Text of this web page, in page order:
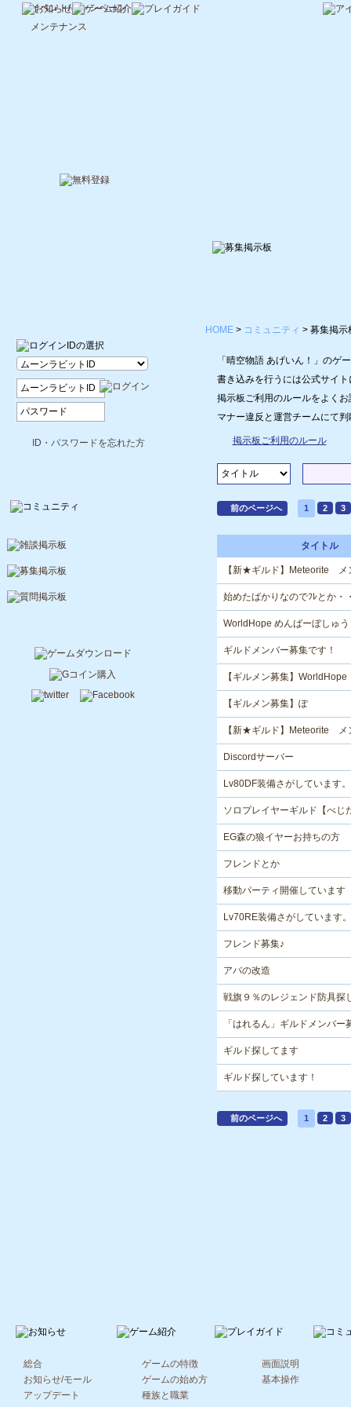
イベント/キャンペーン
メンテナンス
HOME > コミュニティ > 募集掲示
「晴空物語 あげいん！」のゲ
書き込みを行うには公式サイ
掲示板ご利用のルールをよく
マナー違反と運営チームにて
掲示板ご利用のルール
前のページへ 1 2 3
タイトル
【新★ギルド】Meteorite メ
始めたばかりなのでﾌﾚとか・
WorldHope めんばーぼしゅう
ギルドメンバー募集です！
【ギルメン募集】WorldHope
【ギルメン募集】ぽ
【新★ギルド】Meteorite メ
Discordサーバー
Lv80DF装備さがしています。
ソロプレイヤーギルド【べじ
EG森の狼イヤーお持ちの方
フレンドとか
移動パーティ開催しています
Lv70RE装備さがしています
フレンド募集♪
アバの改造
戦旗９％のレジェンド防具探
「はれるん」ギルドメンバー
ギルド探してます
ギルド探しています！
前のページへ 1 2 3
ID・パスワードを忘れた方
総合
お知らせ/モール
アップデート
ゲームの特徴
ゲームの始め方
種族と職業
画面説明
基本操作